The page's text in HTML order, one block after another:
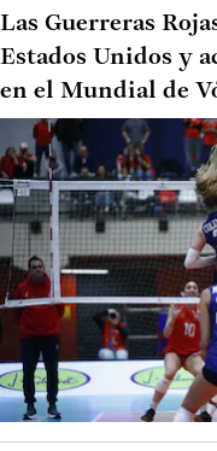
Las Guerreras
Estados Unidos y
en el Mundial de